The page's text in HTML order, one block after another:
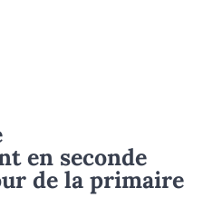
en seconde
de la primaire